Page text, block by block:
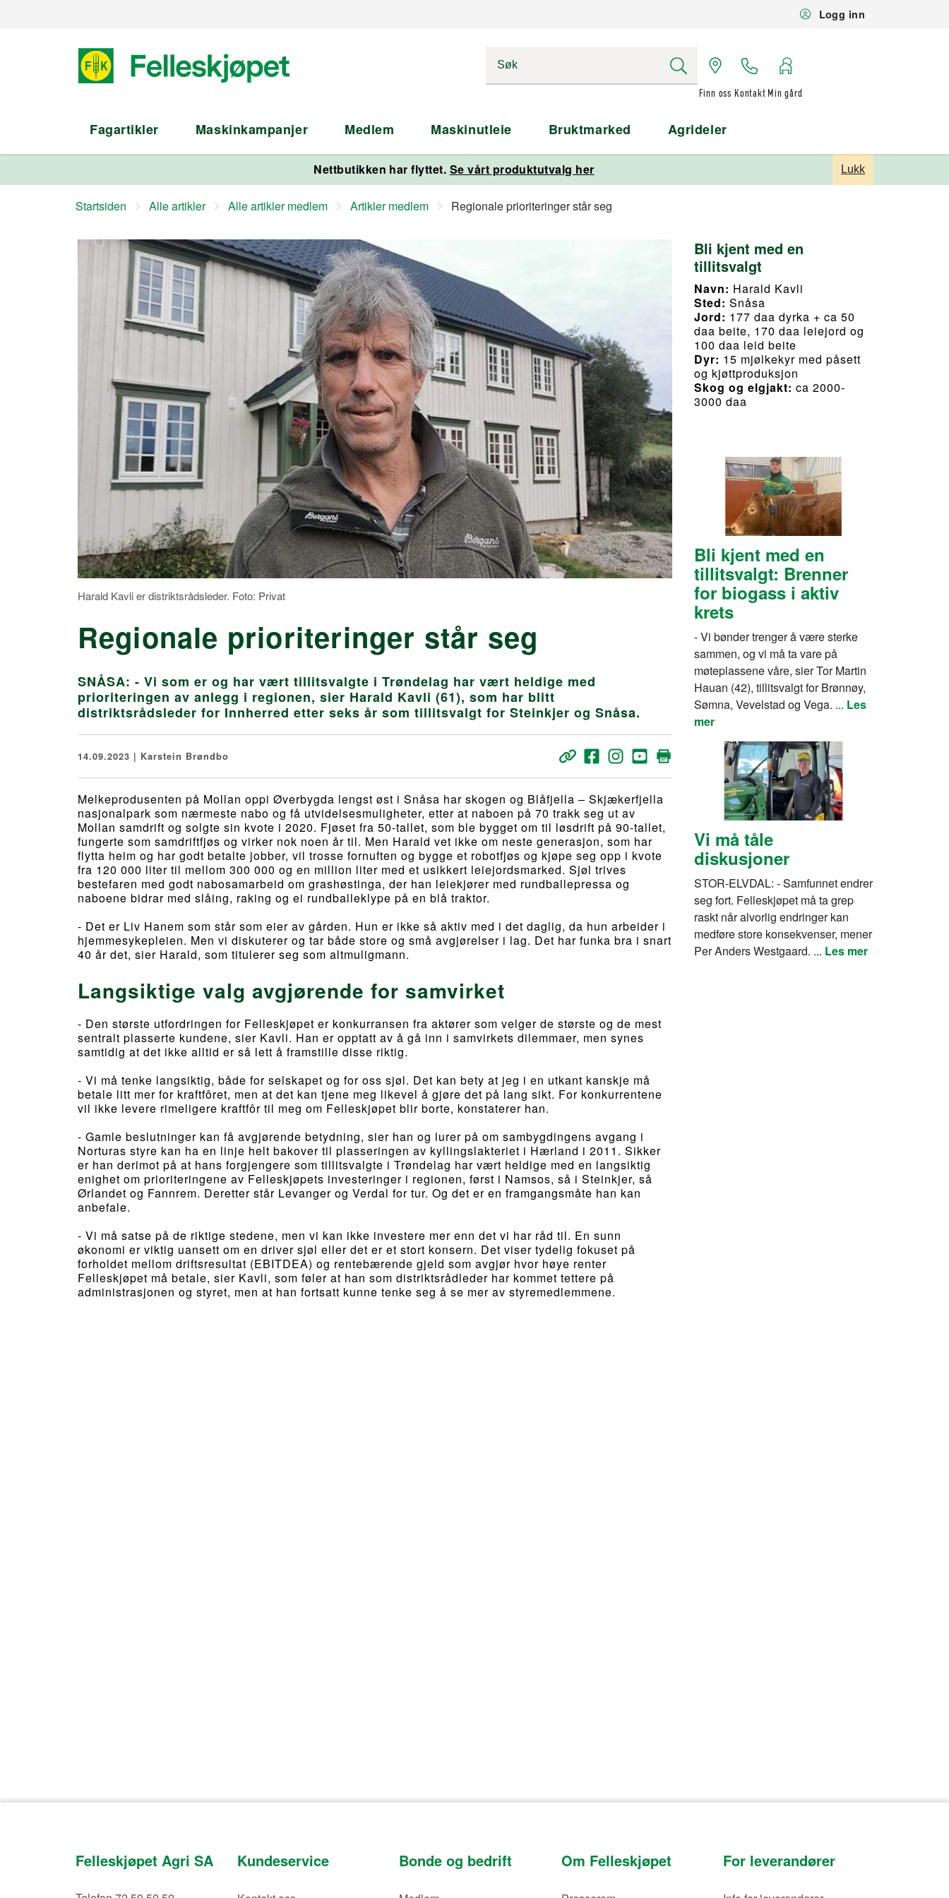
Logg inn
Finn oss Kontakt Min gård
Fagartikler Maskinkampanjer Medlem Maskinutleie Bruktmarked Agrideler
Nettbutikken har flyttet. Se vårt produktutvalg her Lukk
Startsiden Alle artikler Alle artikler medlem Artikler medlem Regionale prioriteringer står seg
Harald Kavli er distriktsrådsleder. Foto: Privat
Regionale prioriteringer står seg
SNÅSA: - Vi som er og har vært tillitsvalgte i Trøndelag har vært heldige med
prioriteringen av anlegg i regionen, sier Harald Kavli (61), som har blitt
distriktsrådsleder for Innherred etter seks år som tillitsvalgt for Steinkjer og Snåsa.
14.09.2023 | Karstein Brøndbo
Melkeprodusenten på Mollan oppi Øverbygda lengst øst i Snåsa har skogen og Blåfjella – Skjækerfjella
nasjonalpark som nærmeste nabo og få utvidelsesmuligheter, etter at naboen på 70 trakk seg ut av
Mollan samdrift og solgte sin kvote i 2020. Fjøset fra 50-tallet, som ble bygget om til løsdrift på 90-tallet,
fungerte som samdriftfjøs og virker nok noen år til. Men Harald vet ikke om neste generasjon, som har
flytta heim og har godt betalte jobber, vil trosse fornuften og bygge et robotfjøs og kjøpe seg opp i kvote
fra 120 000 liter til mellom 300 000 og en million liter med et usikkert leiejordsmarked. Sjøl trives
bestefaren med godt nabosamarbeid om grashøstinga, der han leiekjører med rundballepressa og
naboene bidrar med slåing, raking og ei rundballeklype på en blå traktor.
- Det er Liv Hanem som står som eier av gården. Hun er ikke så aktiv med i det daglig, da hun arbeider i
hjemmesykepleien. Men vi diskuterer og tar både store og små avgjørelser i lag. Det har funka bra i snart
40 år det, sier Harald, som titulerer seg som altmuligmann.
Langsiktige valg avgjørende for samvirket
- Den største utfordringen for Felleskjøpet er konkurransen fra aktører som velger de største og de mest
sentralt plasserte kundene, sier Kavli. Han er opptatt av å gå inn i samvirkets dilemmaer, men synes
samtidig at det ikke alltid er så lett å framstille disse riktig.
- Vi må tenke langsiktig, både for selskapet og for oss sjøl. Det kan bety at jeg i en utkant kanskje må
betale litt mer for kraftfôret, men at det kan tjene meg likevel å gjøre det på lang sikt. For konkurrentene
vil ikke levere rimeligere kraftfôr til meg om Felleskjøpet blir borte, konstaterer han.
- Gamle beslutninger kan få avgjørende betydning, sier han og lurer på om sambygdingens avgang i
Norturas styre kan ha en linje helt bakover til plasseringen av kyllingslakteriet i Hærland i 2011. Sikker
er han derimot på at hans forgjengere som tillitsvalgte i Trøndelag har vært heldige med en langsiktig
enighet om prioriteringene av Felleskjøpets investeringer i regionen, først i Namsos, så i Steinkjer, så
Ørlandet og Fannrem. Deretter står Levanger og Verdal for tur. Og det er en framgangsmåte han kan
anbefale.
- Vi må satse på de riktige stedene, men vi kan ikke investere mer enn det vi har råd til. En sunn
økonomi er viktig uansett om en driver sjøl eller det er et stort konsern. Det viser tydelig fokuset på
forholdet mellom driftsresultat (EBITDEA) og rentebærende gjeld som avgjør hvor høye renter
Felleskjøpet må betale, sier Kavli, som føler at han som distriktsrådleder har kommet tettere på
administrasjonen og styret, men at han fortsatt kunne tenke seg å se mer av styremedlemmene.
Bli kjent med en
tillitsvalgt
Navn: Harald Kavli
Sted: Snåsa
Jord: 177 daa dyrka + ca 50
daa beite, 170 daa leiejord og
100 daa leid beite
Dyr: 15 mjølkekyr med påsett
og kjøttproduksjon
Skog og elgjakt: ca 2000-
3000 daa
Bli kjent med en
tillitsvalgt: Brenner
for biogass i aktiv
krets
- Vi bønder trenger å være sterke
sammen, og vi må ta vare på
møteplassene våre, sier Tor Martin
Hauan (42), tillitsvalgt for Brønnøy,
Sømna, Vevelstad og Vega. ... Les
mer
Vi må tåle
diskusjoner
STOR-ELVDAL: - Samfunnet endrer
seg fort. Felleskjøpet må ta grep
raskt når alvorlig endringer kan
medføre store konsekvenser, mener
Per Anders Westgaard. ... Les mer
Felleskjøpet Agri SA Kundeservice Bonde og bedrift Om Felleskjøpet For leverandører